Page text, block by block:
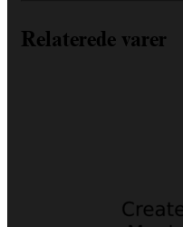
Relaterede varer